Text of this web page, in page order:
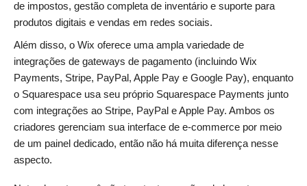
de impostos, gestão completa de inventário e suporte para
produtos digitais e vendas em redes sociais.
Além disso, o Wix oferece uma ampla variedade de
integrações de gateways de pagamento (incluindo Wix
Payments, Stripe, PayPal, Apple Pay e Google Pay), enquanto
o Squarespace usa seu próprio Squarespace Payments junto
com integrações ao Stripe, PayPal e Apple Pay. Ambos os
criadores gerenciam sua interface de e-commerce por meio
de um painel dedicado, então não há muita diferença nesse
aspecto.